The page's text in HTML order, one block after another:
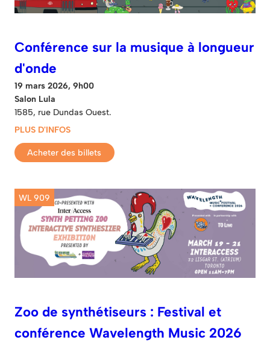
Conférence sur la musique à longueur
d'onde
19 mars 2026, 9h00
Salon Lula
1585, rue Dundas Ouest.
PLUS D'INFOS
Acheter des billets
WL 909
Zoo de synthétiseurs : Festival et
conférence Wavelength Music 2026